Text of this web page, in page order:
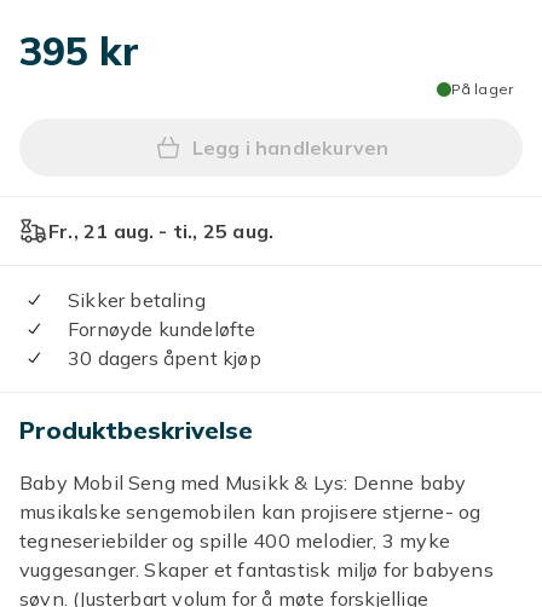
395 kr
På lager
Legg Mini Tudou Baby
Legg i handlekurven
Fr., 21 aug. - ti., 25 aug.
Sikker betaling
Fornøyde kundeløfte
30 dagers åpent kjøp
Produktbeskrivelse
Baby Mobil Seng med Musikk & Lys: Denne baby
musikalske sengemobilen kan projisere stjerne- og
tegneseriebilder og spille 400 melodier, 3 myke
vuggesanger. Skaper et fantastisk miljø for babyens
søvn. (Justerbart volum for å møte forskjellige